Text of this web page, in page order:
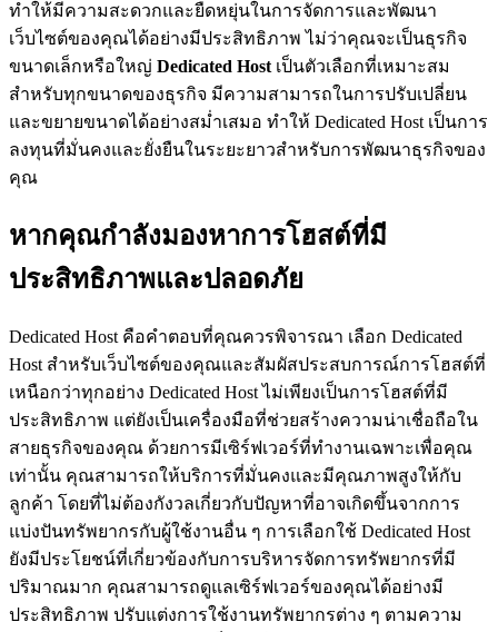
ทำให้มีความสะดวกและยืดหยุ่นในการจัดการและพัฒนา
เว็บไซต์ของคุณได้อย่างมีประสิทธิภาพ ไม่ว่าคุณจะเป็นธุรกิจ
ขนาดเล็กหรือใหญ่ Dedicated Hostเป็นตัวเลือกที่เหมาะสม
สำหรับทุกขนาดของธุรกิจ มีความสามารถในการปรับเปลี่ยน
และขยายขนาดได้อย่างสม่ำเสมอ ทำให้ Dedicated Host เป็นการ
ลงทุนที่มั่นคงและยั่งยืนในระยะยาวสำหรับการพัฒนาธุรกิจของ
คุณ
หากคุณกำลังมองหาการโฮสต์ที่มี
ประสิทธิภาพและปลอดภัย
Dedicated Host คือคำตอบที่คุณควรพิจารณา เลือก Dedicated
Host สำหรับเว็บไซต์ของคุณและสัมผัสประสบการณ์การโฮสต์ที่
เหนือกว่าทุกอย่าง Dedicated Host ไม่เพียงเป็นการโฮสต์ที่มี
ประสิทธิภาพ แต่ยังเป็นเครื่องมือที่ช่วยสร้างความน่าเชื่อถือใน
สายธุรกิจของคุณ ด้วยการมีเซิร์ฟเวอร์ที่ทำงานเฉพาะเพื่อคุณ
เท่านั้น คุณสามารถให้บริการที่มั่นคงและมีคุณภาพสูงให้กับ
ลูกค้า โดยที่ไม่ต้องกังวลเกี่ยวกับปัญหาที่อาจเกิดขึ้นจากการ
แบ่งปันทรัพยากรกับผู้ใช้งานอื่น ๆ การเลือกใช้ Dedicated Host
ยังมีประโยชน์ที่เกี่ยวข้องกับการบริหารจัดการทรัพยากรที่มี
ปริมาณมาก คุณสามารถดูแลเซิร์ฟเวอร์ของคุณได้อย่างมี
ประสิทธิภาพ ปรับแต่งการใช้งานทรัพยากรต่าง ๆ ตามความ